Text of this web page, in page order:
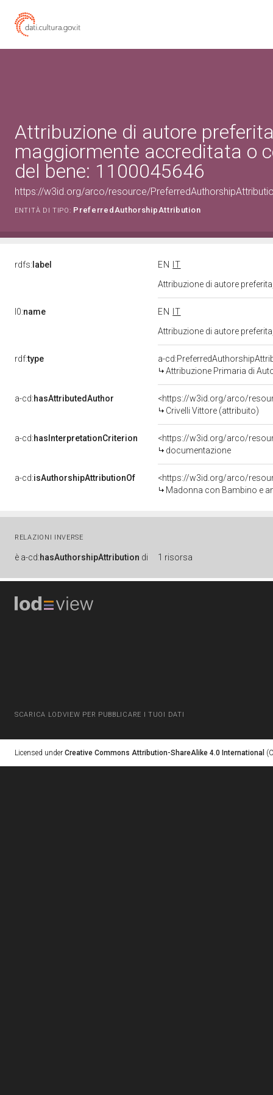
Attribuzione di autore
maggiormente accreditata o
del bene: 1100045646
https://w3id.org/arco/resource/
ENTITÀ DI TIPO: PreferredAuthorshipAttribution
rdfs: label EN
IT
Attribuzione di autore
l0:name EN
IT
Attribuzione di autore
rdf:type
a-
Attribuzione Primaria di
a-cd:hasAttributedAuthor
<https://w3id.org/arco/
Crivelli Vittore (attribuito)
a-cd:hasInterpretationCriterion
<https://w3id.org/arco/
documentazione
a-cd:isAuthorshipAttributionOf
<https://w3id.org/arco/
Madonna con Bambino e
RELAZIONI INVERSE
è a-cd:hasAuthorshipAttribution di 1 risorsa
SCARICA LODVIEW PER PUBBLICARE I TUOI DATI
Licensed under Creative Commons Attribution-ShareAlike 4.0 International